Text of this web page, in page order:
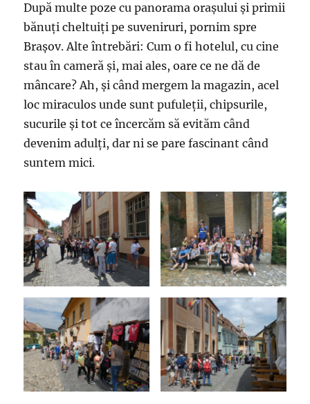
După multe poze cu panorama orașului și primii
bănuți cheltuiți pe suveniruri, pornim spre
Brașov. Alte întrebări: Cum o fi hotelul, cu cine
stau în cameră și, mai ales, oare ce ne dă de
mâncare? Ah, și când mergem la magazin, acel
loc miraculos unde sunt pufuleții, chipsurile,
sucurile și tot ce încercăm să evităm când
devenim adulți, dar ni se pare fascinant când
suntem mici.